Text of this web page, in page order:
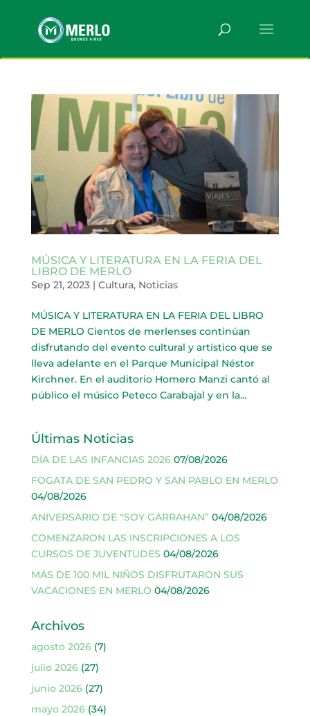
MÚSICA Y LITERATURA EN LA FERIA DEL
LIBRO DE MERLO
Sep 21, 2023| Cultura, Noticias
MÚSICA Y LITERATURA EN LA FERIA DEL LIBRO
DE MERLO Cientos de merlenses continúan
disfrutando del evento cultural y artístico que se
lleva adelante en el Parque Municipal Néstor
Kirchner. En el auditorio Homero Manzi cantó al
público el músico Peteco Carabajal y en la...
Últimas Noticias
DÍA DE LAS INFANCIAS 2026 07/08/2026
FOGATA DE SAN PEDRO Y SAN PABLO EN MERLO
04/08/2026
ANIVERSARIO DE “SOY GARRAHAN” 04/08/2026
COMENZARON LAS INSCRIPCIONES A LOS
CURSOS DE JUVENTUDES 04/08/2026
MÁS DE 100 MIL NIÑOS DISFRUTARON SUS
VACACIONES EN MERLO 04/08/2026
Archivos
agosto 2026(7)
julio 2026(27)
junio 2026(27)
mayo 2026(34)